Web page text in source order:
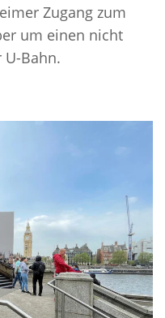
Zugang zum
um einen nicht
U-Bahn.